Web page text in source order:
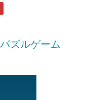
ズルゲーム